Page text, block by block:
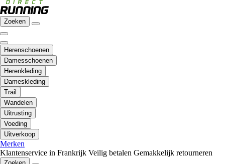
Zoeken
Herenschoenen
Damesschoenen
Herenkleding
Dameskleding
Trail
Wandelen
Uitrusting
Voeding
Uitverkoop
Merken
Klantenservice in Frankrijk Veilig betalen Gemakkelijk retourneren